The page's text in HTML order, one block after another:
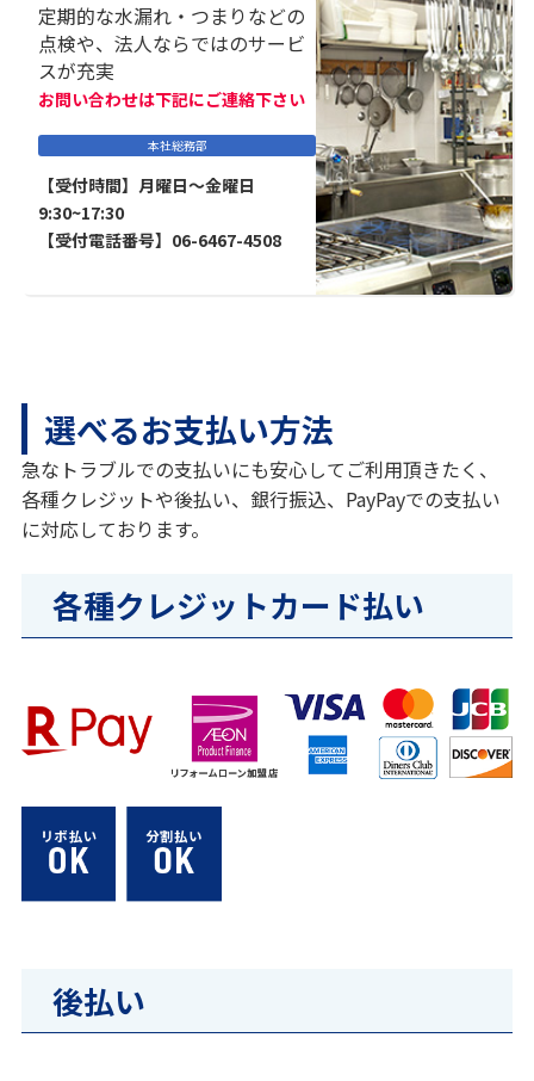
定期的な水漏れ・つまりなどの
点検や、法人ならではのサービ
スが充実
お問い合わせは下記にご連絡下さい
本社総務部
【受付時間】月曜日～金曜日
9:30~17:30
【受付電話番号】06-6467-4508
選べるお支払い方法
急なトラブルでの支払いにも安心してご利用頂きたく、
各種クレジットや後払い、銀行振込、PayPayでの支払い
に対応しております。
各種クレジットカード払い
後払い